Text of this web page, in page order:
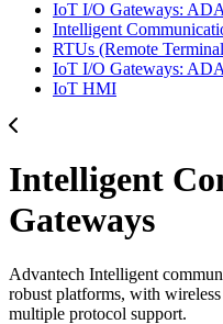
IoT I/O Gateways:
Intelligent
RTUs (Remote
IoT I/O Gateways:
IoT HMI
Intelligent
Gateways
Advantech Intelligent
robust platforms, with
multiple protocol support.